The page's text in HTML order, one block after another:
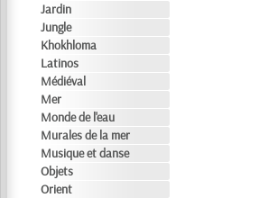
Jardin
Jungle
Khokhloma
Latinos
Médiéval
Mer
Monde de l'eau
Murales de la mer
Musique et danse
Objets
Orient